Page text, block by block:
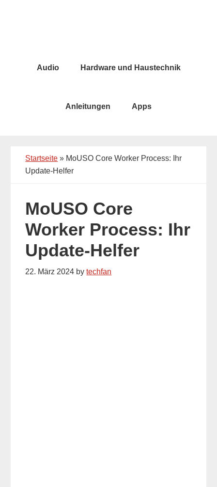
Audio Hardware und Haustechnik
Anleitungen Apps
Startseite » MoUSO Core Worker Process: Ihr
Update-Helfer
MoUSO Core
Worker Process: Ihr
Update-Helfer
22. März 2024 bytechfan